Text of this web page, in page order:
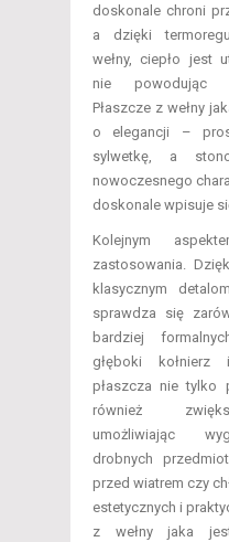
doskonale chroni
a dzięki
wełny, ciepło jest
nie powodując
Płaszcze z wełny
o elegancji –
sylwetkę, a
nowoczesnego
doskonale wpisuje
Kolejnym
zastosowania.
klasycznym
sprawdza się
bardziej
głęboki kołnierz
płaszcza nie tylko
również
umożliwiając
drobnych
przed wiatrem czy
estetycznych i
z wełny jaka